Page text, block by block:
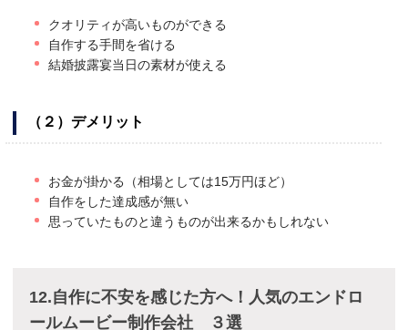
クオリティが高いものができる
自作する手間を省ける
結婚披露宴当日の素材が使える
（２）デメリット
お金が掛かる（相場としては15万円ほど）
自作をした達成感が無い
思っていたものと違うものが出来るかもしれない
12.自作に不安を感じた方へ！人気のエンドロ
ールムービー制作会社 ３選